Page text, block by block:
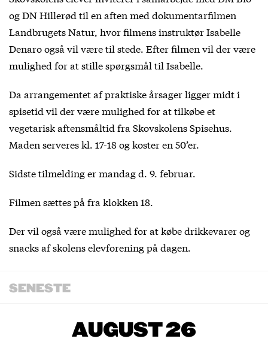
og DN Hillerød til en aften med dokumentarfilmen
Landbrugets Natur, hvor filmens instruktør Isabelle
Denaro også vil være til stede. Efter filmen vil der være
mulighed for at stille spørgsmål til Isabelle.
Da arrangementet af praktiske årsager ligger midt i
spisetid vil der være mulighed for at tilkøbe et
vegetarisk aftensmåltid fra Skovskolens Spisehus.
Maden serveres kl. 17-18 og koster en 50’er.
Sidste tilmelding er mandag d. 9. februar.
Filmen sættes på fra klokken 18.
Der vil også være mulighed for at købe drikkevarer og
snacks af skolens elevforening på dagen.
SENESTE
AUGUST 26